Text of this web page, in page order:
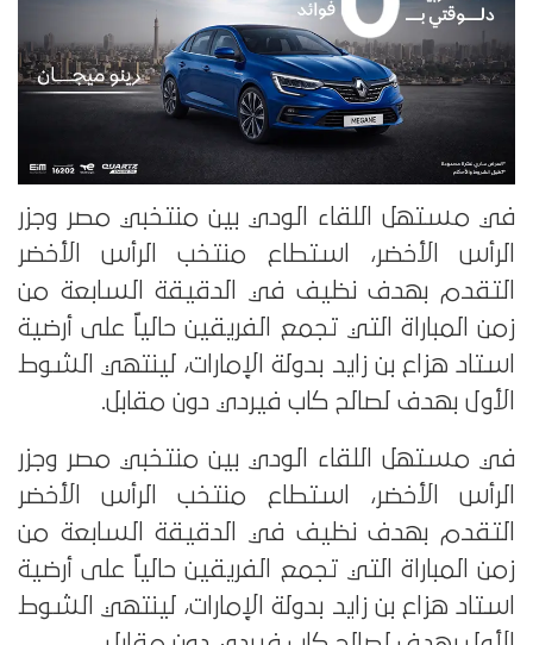
في مستهل اللقاء الودي بين منتخبي مصر وجزر
الرأس الأخضر، استطاع منتخب الرأس الأخضر
التقدم بهدف نظيف في الدقيقة السابعة من
زمن المباراة التي تجمع الفريقين حالياً على أرضية
استاد هزاع بن زايد بدولة الإمارات، لينتهي الشوط
الأول بهدف لصالح كاب فيردي دون مقابل.
في مستهل اللقاء الودي بين منتخبي مصر وجزر
الرأس الأخضر، استطاع منتخب الرأس الأخضر
التقدم بهدف نظيف في الدقيقة السابعة من
زمن المباراة التي تجمع الفريقين حالياً على أرضية
استاد هزاع بن زايد بدولة الإمارات، لينتهي الشوط